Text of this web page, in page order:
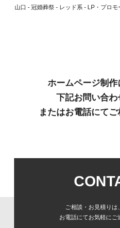
山口 - 冠婚葬祭 - レッド系 - LP・プロモ
ホームページ制作
下記お問い合わ
またはお電話にてご
ご相談・お見積りは
お電話にてお気軽にご